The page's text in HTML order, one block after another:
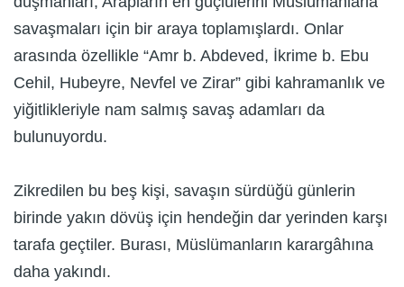
savaşmaları için bir araya toplamışlardı. Onlar
arasında özellikle “Amr b. Abdeved, İkrime b. Ebu
Cehil, Hubeyre, Nevfel ve Zirar” gibi kahramanlık ve
yiğitlikleriyle nam salmış savaş adamları da
bulunuyordu.
Zikredilen bu beş kişi, savaşın sürdüğü günlerin
birinde yakın dövüş için hendeğin dar yerinden karşı
tarafa geçtiler. Burası, Müslümanların karargâhına
daha yakındı.